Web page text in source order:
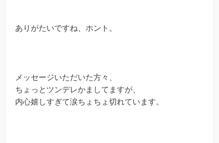
ありがたいですね、ホント。
メッセージいただいた方々、
ちょっとツンデレかましてますが、
内心嬉しすぎて涙ちょちょ切れています。